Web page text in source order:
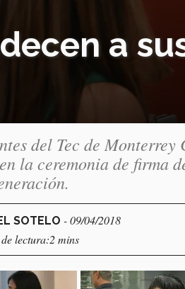
a
del Tec de
la ceremonia de firma
SOTELO - 09/04/2018
lectura:2 mins